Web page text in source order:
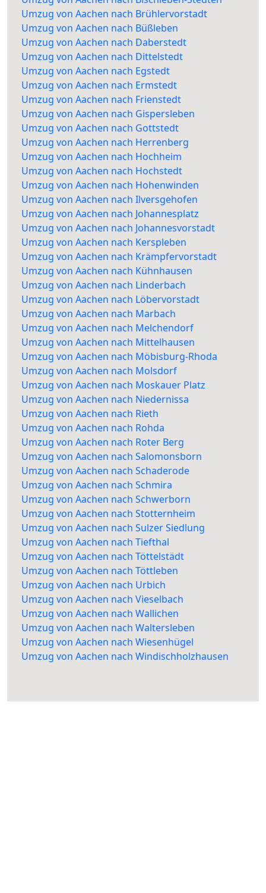
Umzug von Aachen nach Brühlervorstadt
Umzug von Aachen nach Büßleben
Umzug von Aachen nach Daberstedt
Umzug von Aachen nach Dittelstedt
Umzug von Aachen nach Egstedt
Umzug von Aachen nach Ermstedt
Umzug von Aachen nach Frienstedt
Umzug von Aachen nach Gispersleben
Umzug von Aachen nach Gottstedt
Umzug von Aachen nach Herrenberg
Umzug von Aachen nach Hochheim
Umzug von Aachen nach Hochstedt
Umzug von Aachen nach Hohenwinden
Umzug von Aachen nach Ilversgehofen
Umzug von Aachen nach Johannesplatz
Umzug von Aachen nach Johannesvorstadt
Umzug von Aachen nach Kerspleben
Umzug von Aachen nach Krämpfervorstadt
Umzug von Aachen nach Kühnhausen
Umzug von Aachen nach Linderbach
Umzug von Aachen nach Löbervorstadt
Umzug von Aachen nach Marbach
Umzug von Aachen nach Melchendorf
Umzug von Aachen nach Mittelhausen
Umzug von Aachen nach Möbisburg-Rhoda
Umzug von Aachen nach Molsdorf
Umzug von Aachen nach Moskauer Platz
Umzug von Aachen nach Niedernissa
Umzug von Aachen nach Rieth
Umzug von Aachen nach Rohda
Umzug von Aachen nach Roter Berg
Umzug von Aachen nach Salomonsborn
Umzug von Aachen nach Schaderode
Umzug von Aachen nach Schmira
Umzug von Aachen nach Schwerborn
Umzug von Aachen nach Stotternheim
Umzug von Aachen nach Sulzer Siedlung
Umzug von Aachen nach Tiefthal
Umzug von Aachen nach Töttelstädt
Umzug von Aachen nach Töttleben
Umzug von Aachen nach Urbich
Umzug von Aachen nach Vieselbach
Umzug von Aachen nach Wallichen
Umzug von Aachen nach Waltersleben
Umzug von Aachen nach Wiesenhügel
Umzug von Aachen nach Windischholzhausen